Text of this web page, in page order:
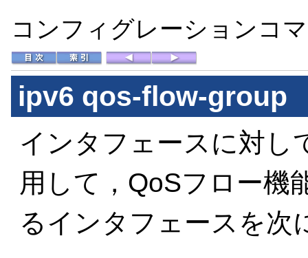
コンフィグレーションコ
ipv6 qos-flow-group
インタフェースに対し
用して，QoSフロー機
るインタフェースを次